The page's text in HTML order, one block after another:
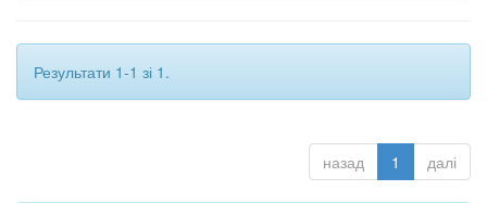
Результати 1-1 зі 1.
назад 1 далі